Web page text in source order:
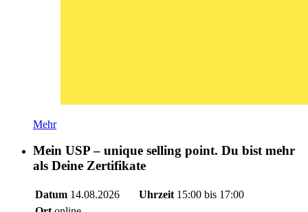
Mehr
Mein USP – unique selling point. Du bist mehr
als Deine Zertifikate
Datum 14.08.2026 Uhrzeit 15:00 bis 17:00